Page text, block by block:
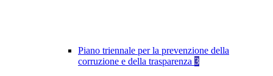
Piano triennale per la prevenzione della
corruzione e della trasparenza 3